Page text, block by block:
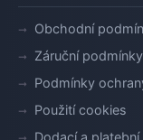
Obchodní
Záruční podmínky
Podmínky
Použití cookies
Dodací a